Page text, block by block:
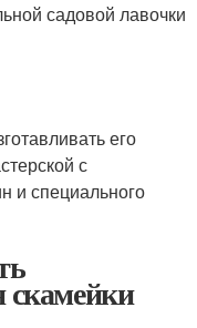
садовой лавочки
его
с
и специального